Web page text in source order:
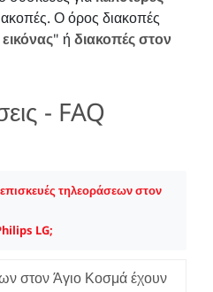
Ο όρος διακοπές
" ή διακοπές στον
- FAQ
τηλεοράσεων στον
LG;
στον Άγιο Κοσμά έχουν